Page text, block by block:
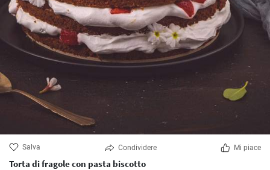
Salva Condividere Mi piace
Torta di fragole con pasta biscotto